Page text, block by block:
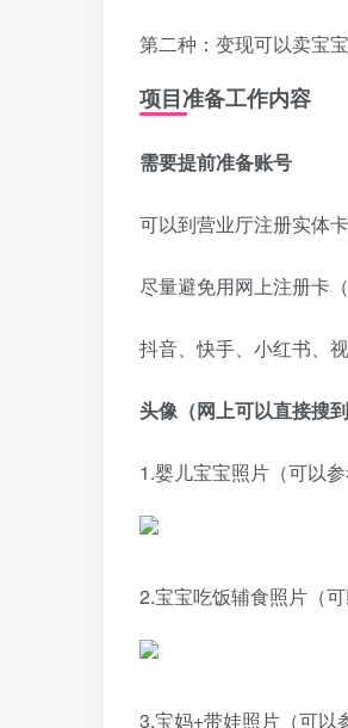
第二种：变现可以卖宝
项目准备工作内容
需要提前准备账号
可以到营业厅注册实体卡
尽量避免用网上注册卡
抖音、快手、小红书、
头像（网上可以直接搜到
1.婴儿宝宝照片（可以参
2.宝宝吃饭辅食照片（可
3.宝妈+带娃照片（可以